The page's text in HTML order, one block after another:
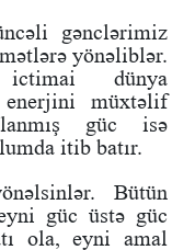
gənclərimiz
yönəliblər.
ictimai dünya
enerjini müxtəlif
güc isə
itib batır.
Bütün
güc üstə güc
ola, eyni amal